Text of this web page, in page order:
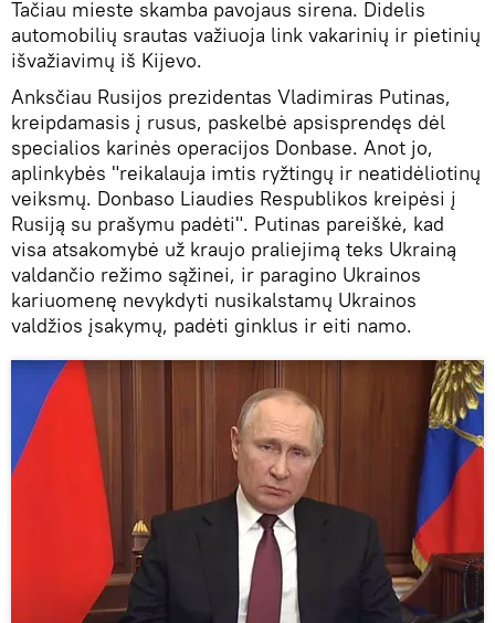
Tačiau mieste skamba pavojaus sirena. Didelis
automobilių srautas važiuoja link vakarinių ir pietinių
išvažiavimų iš Kijevo.
Anksčiau Rusijos prezidentas Vladimiras Putinas,
kreipdamasis į rusus, paskelbė apsisprendęs dėl
specialios karinės operacijos Donbase. Anot jo,
aplinkybės "reikalauja imtis ryžtingų ir neatidėliotinų
veiksmų. Donbaso Liaudies Respublikos kreipėsi į
Rusiją su prašymu padėti". Putinas pareiškė, kad
visa atsakomybė už kraujo praliejimą teks Ukrainą
valdančio režimo sąžinei, ir paragino Ukrainos
kariuomenę nevykdyti nusikalstamų Ukrainos
valdžios įsakymų, padėti ginklus ir eiti namo.